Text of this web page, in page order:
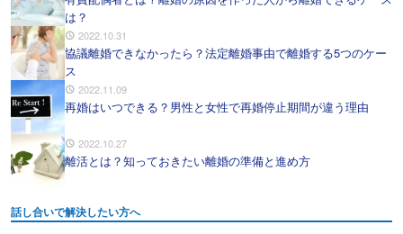
は？
2022.10.31
協議離婚できなかったら？法定離婚事由で離婚する5つのケー
ス
2022.11.09
再婚はいつできる？男性と女性で再婚停止期間が違う理由
2022.10.27
離活とは？知っておきたい離婚の準備と進め方
話し合いで解決したい方へ